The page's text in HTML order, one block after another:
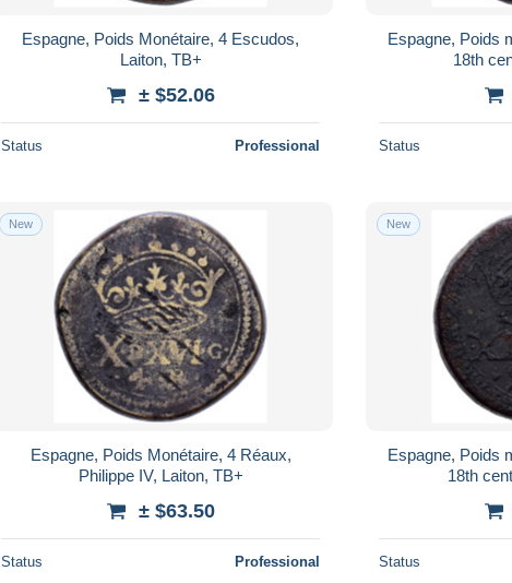
Espagne, Poids Monétaire, 4 Escudos,
Laiton, TB+
± $52.06
Status Professional
Espagne, Poids
18th
Status
New
Espagne, Poids Monétaire, 4 Réaux,
Philippe IV, Laiton, TB+
± $63.50
Status Professional
New
Espagne, Poids
18th
Status